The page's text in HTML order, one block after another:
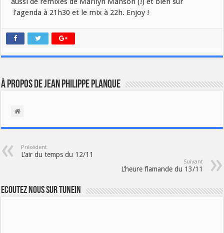
l’agenda à 21h30 et le mix à 22h. Enjoy !
À propos de Jean Philippe Planque
Précédent
L’air du temps du 12/11
Suivant
L’heure flamande du 13/11
Ecoutez nous sur TuneIn